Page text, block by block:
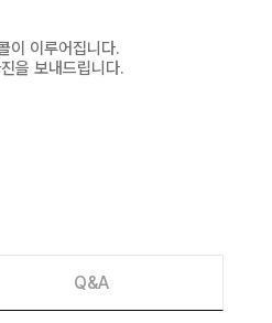
이 이루어집니다.
을 보내드립니다.
Q&A